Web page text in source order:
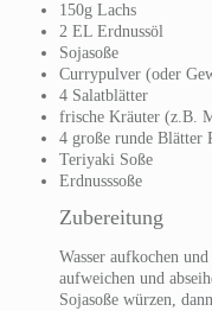
150g Lachs
2 EL Erdnussöl
Sojasoße
Currypulver (oder
4 Salatblätter
frische Kräuter (z.B.
4 große runde Blätter
Teriyaki Soße
Erdnusssoße
Zubereitung
Wasser aufkochen
aufweichen und
Sojasoße würzen,